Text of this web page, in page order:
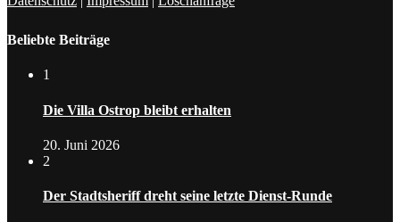
Beliebte Beiträge
1
Die Villa Ostrop bleibt erhalten
20. Juni 2026
2
Der Stadtsheriff dreht seine letzte Dienst-Runde